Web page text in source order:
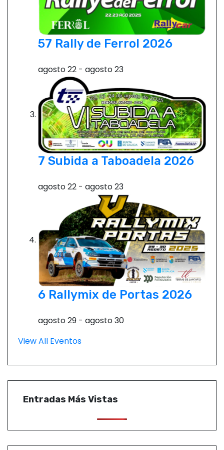
57 Rally de Ferrol 2026
agosto 22 - agosto 23
7 Subida a Taboadela 2026
agosto 22 - agosto 23
6 Rallymix de Portas 2026
agosto 29 - agosto 30
View All Eventos
Entradas Más Vistas